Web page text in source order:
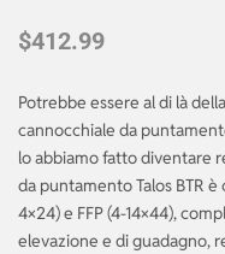
$412.99
Potrebbe essere al di là
cannocchiale da
lo abbiamo fatto diventare
da puntamento Talos BTR
4×24) e FFP (4-14×44),
elevazione e di guadagno,